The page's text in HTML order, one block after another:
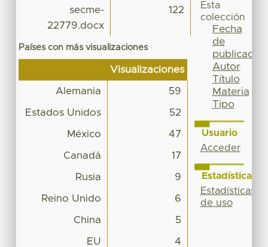
secme-
22779.docx
122
Países con más visualizaciones
Visualizaciones
Alemania 59
Estados Unidos 52
México 47
Canadá 17
Rusia 9
Reino Unido 6
China 5
EU 4
Esta
colección
Fecha
de
publicación
Autor
Título
Materia
Tipo
Usuario
Acceder
Estadísticas
Estadísticas
de uso